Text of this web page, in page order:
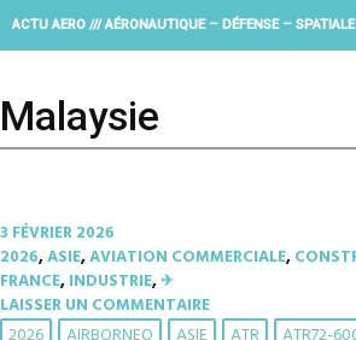
ACTU AERO /// AÉRONAUTIQUE – DÉFENSE –
Malaysie
3 FÉVRIER 2026
2026,ASIE,AVIATION COMMERCIALE,
FRANCE,INDUSTRIE,✈︎
LAISSER UN COMMENTAIRE